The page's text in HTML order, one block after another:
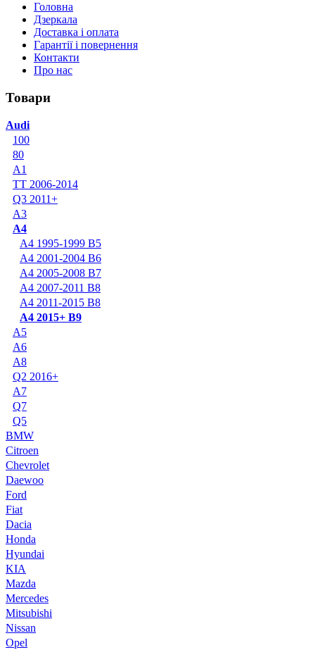
Головна
Дзеркала
Доставка і оплата
Гарантії і повернення
Контакти
Про нас
Товари
Audi
100
80
A1
TT 2006-2014
Q3 2011+
A3
A4
A4 1995-1999 B5
A4 2001-2004 B6
A4 2005-2008 B7
A4 2007-2011 B8
A4 2011-2015 B8
A4 2015+ B9
A5
A6
A8
Q2 2016+
A7
Q7
Q5
BMW
Citroen
Chevrolet
Daewoo
Ford
Fiat
Dacia
Honda
Hyundai
KIA
Mazda
Mercedes
Mitsubishi
Nissan
Opel